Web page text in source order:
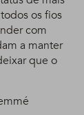
os fios
com
a manter
que o